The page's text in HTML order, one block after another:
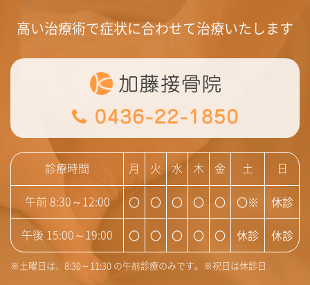
高い治療術で症状に合わせて治療いたします
診療時間 月 火 水 木 金 土 日
午前 8:30～12:00 〇 〇 〇 〇 〇 〇※ 休診
午後 15:00～19:00 〇 〇 〇 〇 〇 休診 休診
※土曜日は、8:30～11:30 の午前診療のみです。※祝日は休診日